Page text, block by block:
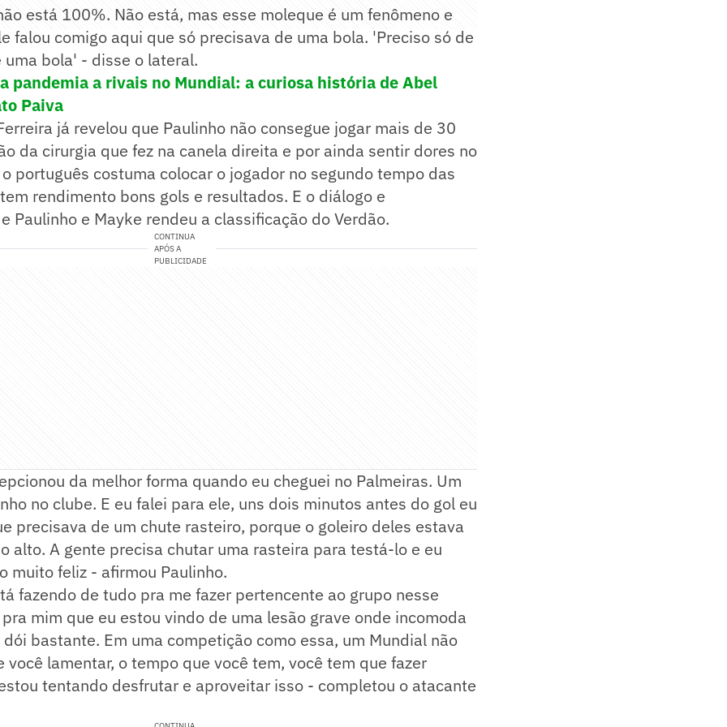
está 100%. Não está, mas esse moleque é um fenômeno e
falou comigo aqui que só precisava de uma bola. 'Preciso só de
uma bola' - disse o lateral.
pandemia a rivais no Mundial: a curiosa história de Abel
Paiva
já revelou que Paulinho não consegue jogar mais de 30
da cirurgia que fez na canela direita e por ainda sentir dores no
português costuma colocar o jogador no segundo tempo das
rendimento bons gols e resultados. E o diálogo e
Paulinho e Mayke rendeu a classificação do Verdão.
CONTINUA
APÓS A
PUBLICIDADE
da melhor forma quando eu cheguei no Palmeiras. Um
no clube. E eu falei para ele, uns dois minutos antes do gol eu
precisava de um chute rasteiro, porque o goleiro deles estava
alto. A gente precisa chutar uma rasteira para testá-lo e eu
muito feliz - afirmou Paulinho.
fazendo de tudo pra me fazer pertencente ao grupo nesse
mim que eu estou vindo de uma lesão grave onde incomoda
bastante. Em uma competição como essa, um Mundial não
você lamentar, o tempo que você tem, você tem que fazer
tentando desfrutar e aproveitar isso - completou o atacante